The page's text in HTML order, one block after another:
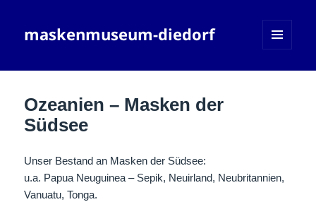
maskenmuseum-diedorf
Ozeanien – Masken der
Südsee
Unser Bestand an Masken der Südsee:
u.a. Papua Neuguinea – Sepik, Neuirland, Neubritannien,
Vanuatu, Tonga.